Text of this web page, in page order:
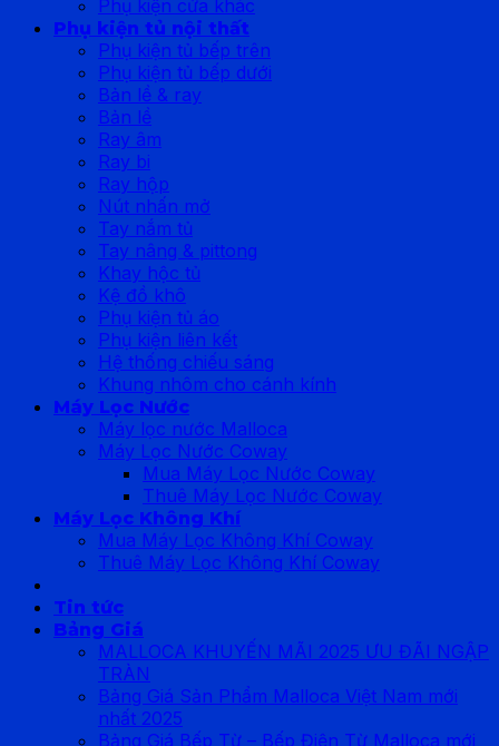
Phụ kiện cửa khác
Phụ kiện tủ nội thất
Phụ kiện tủ bếp trên
Phụ kiện tủ bếp dưới
Bản lề & ray
Bản lề
Ray âm
Ray bi
Ray hộp
Nút nhấn mở
Tay nắm tủ
Tay nâng & pittong
Khay hộc tủ
Kệ đồ khô
Phụ kiện tủ áo
Phụ kiện liên kết
Hệ thống chiếu sáng
Khung nhôm cho cánh kính
Máy Lọc Nước
Máy lọc nước Malloca
Máy Lọc Nước Coway
Mua Máy Lọc Nước Coway
Thuê Máy Lọc Nước Coway
Máy Lọc Không Khí
Mua Máy Lọc Không Khí Coway
Thuê Máy Lọc Không Khí Coway
Tin tức
Bảng Giá
MALLOCA KHUYẾN MÃI 2025 ƯU ĐÃI NGẬP
TRÀN
Bảng Giá Sản Phẩm Malloca Việt Nam mới
nhất 2025
Bảng Giá Bếp Từ – Bếp Điện Từ Malloca mới